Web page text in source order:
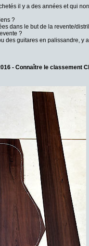
il y a des années et qui
?
dans le but de la revente/
?
des guitares en palissandre, y
- Connaître le classement